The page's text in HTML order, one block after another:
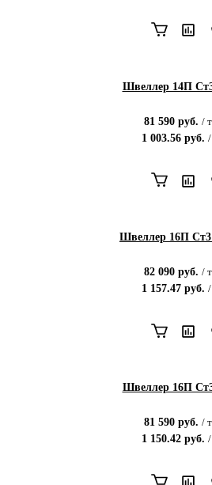
Швеллер 14П
81 590руб. /
1 003.56 руб. /
Швеллер 16П Ст3
82 090руб. /
1 157.47 руб. /
Швеллер 16П
81 590руб. /
1 150.42 руб. /